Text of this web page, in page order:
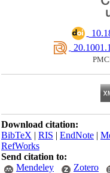
Download citation:
BibTeX|RIS|EndNote|
RefWorks
Send citation to:
Mendeley
Zotero